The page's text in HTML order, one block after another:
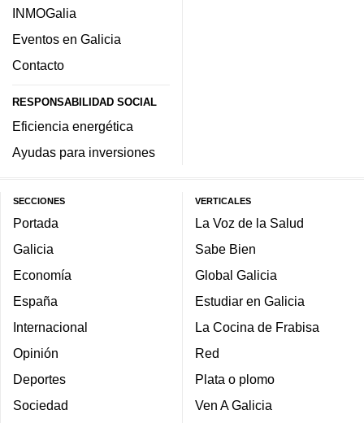
INMOGalia
Eventos en Galicia
Contacto
RESPONSABILIDAD SOCIAL
Eficiencia energética
Ayudas para inversiones
SECCIONES
Portada
Galicia
Economía
España
Internacional
Opinión
Deportes
Sociedad
VERTICALES
La Voz de la Salud
Sabe Bien
Global Galicia
Estudiar en Galicia
La Cocina de Frabisa
Red
Plata o plomo
Ven A Galicia